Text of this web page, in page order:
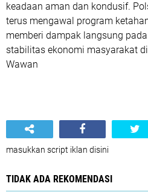
keadaan aman dan kondusif.
terus mengawal program
memberi dampak langsung
stabilitas ekonomi masyarakat
Wawan
masukkan script iklan disini
TIDAK ADA REKOMENDASI